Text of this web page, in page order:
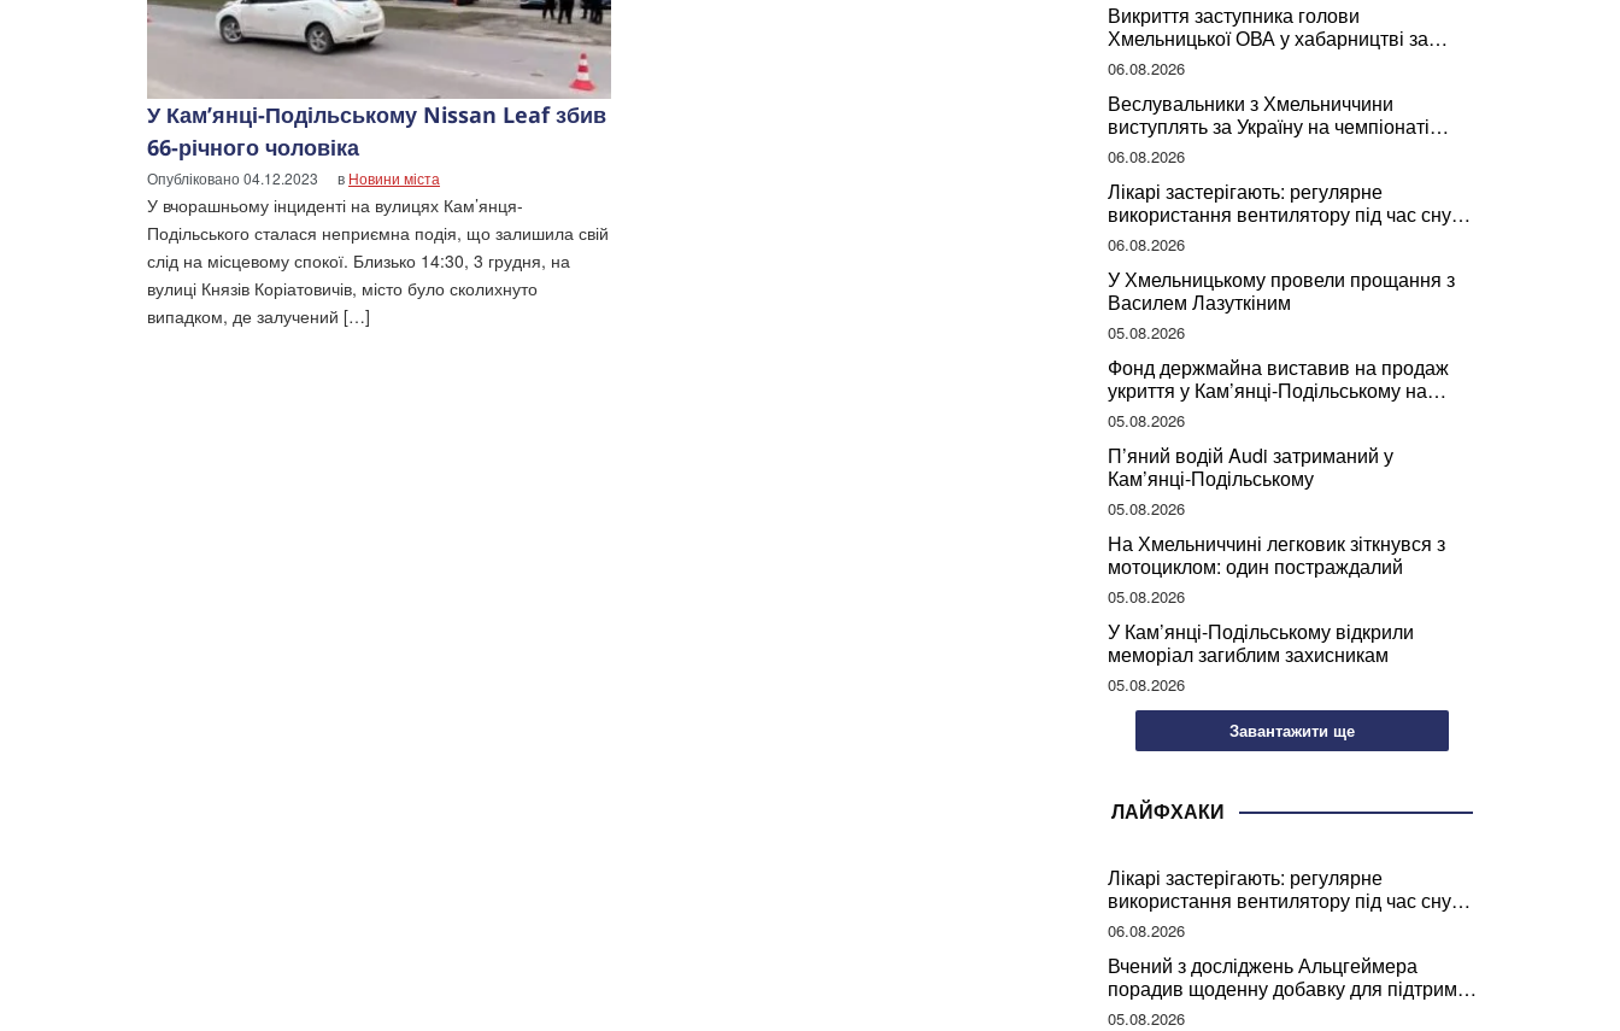
У Кам’янці-Подільському Nissan Leaf збив
66-річного чоловіка
Опубліковано04.12.2023 в Новини міста
У вчорашньому інциденті на вулицях Кам’янця-
Подільського сталася неприємна подія, що залишила свій
слід на місцевому спокої. Близько 14:30, 3 грудня, на
вулиці Князів Коріатовичів, місто було сколихнуто
випадком, де залучений […]
Викриття заступника голови
Хмельницької ОВА у хабарництві за
підписання контрактів на ремонт доріг
06.08.2026
Веслувальники з Хмельниччини
виступлять за Україну на чемпіонаті
світу
06.08.2026
Лікарі застерігають: регулярне
використання вентилятору під час сну
може негативно вплинути на ваше
здоров’я
06.08.2026
У Хмельницькому провели прощання з
Василем Лазуткіним
05.08.2026
Фонд держмайна виставив на продаж
укриття у Кам’янці-Подільському на
Хмельниччині
05.08.2026
П’яний водій Audi затриманий у
Кам’янці-Подільському
05.08.2026
На Хмельниччині легковик зіткнувся з
мотоциклом: один постраждалий
05.08.2026
У Кам’янці-Подільському відкрили
меморіал загиблим захисникам
05.08.2026
Завантажити ще
ЛАЙФХАКИ
Лікарі застерігають: регулярне
використання вентилятору під час сну
може негативно вплинути на ваше
здоров’я
06.08.2026
Вчений з досліджень Альцгеймера
порадив щоденну добавку для підтримки
мозкової діяльності
05.08.2026